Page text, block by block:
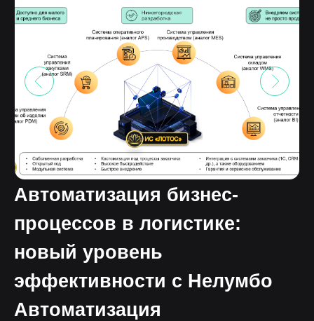
Автоматизация бизнес-
процессов в логистике:
новый уровень
эффективности с Нелумбо
Автоматизация